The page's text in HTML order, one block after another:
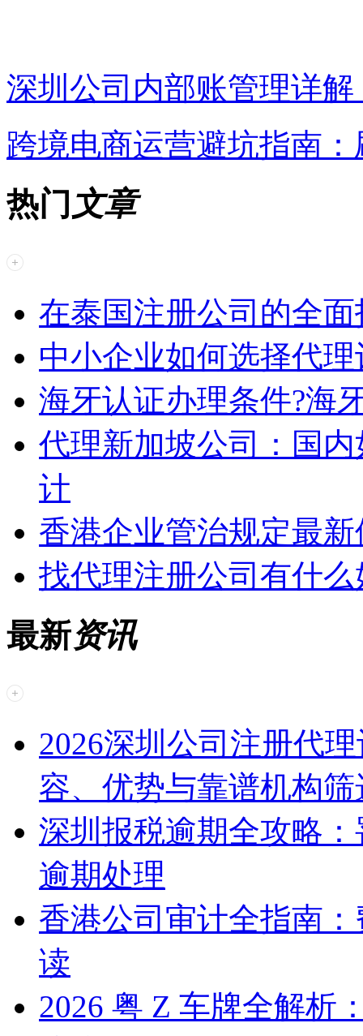
深圳公司内部账管理详
跨境电商运营避坑指南
热门 文章
在泰国注册公司的全
中小企业如何选择代
海牙认证办理条件?海
代理新加坡公司：国
计
香港企业管治规定最新
找代理注册公司有什
最新资讯
2026深圳公司注册代
容、优势与靠谱机构筛
深圳报税逾期全攻略
逾期处理
香港公司审计全指南
读
2026 粤 Z 车牌全解析